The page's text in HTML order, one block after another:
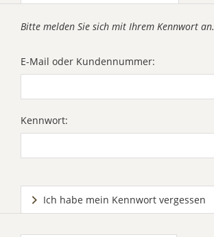
Bitte melden Sie sich mit Ihrem Kennwort an.
E-Mail oder Kundennummer:
Kennwort:
Ich habe mein Kennwort vergessen